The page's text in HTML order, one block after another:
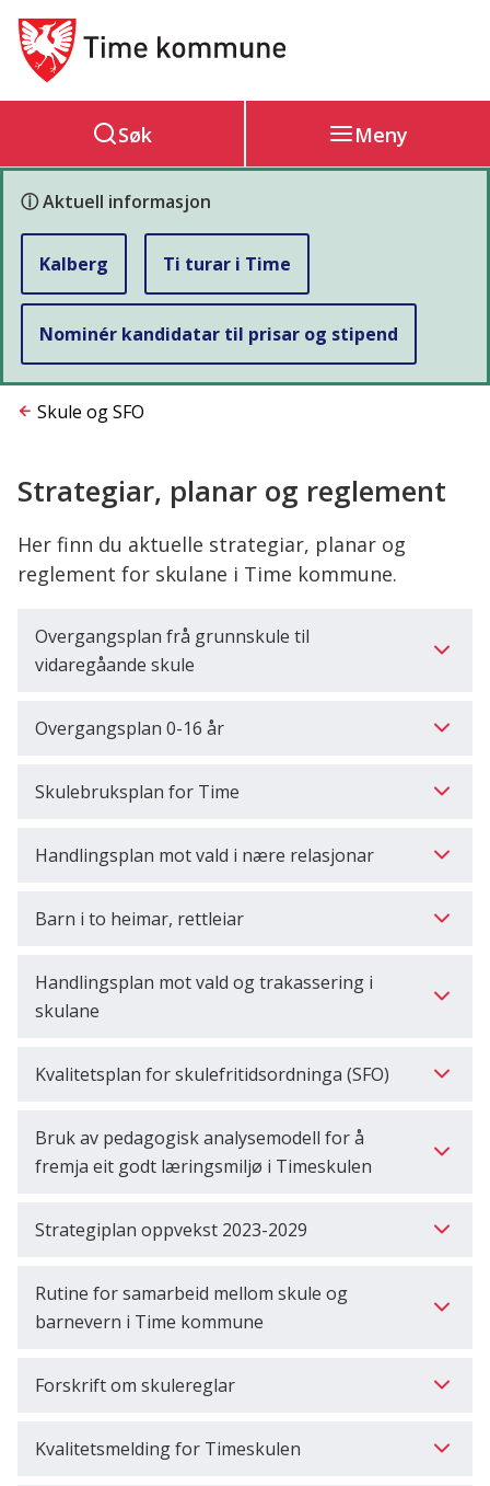
Hovedportal
Søk Meny
ⓘ Aktuell informasjon
Kalberg Ti turar i Time
Nominér kandidatar til prisar og stipend
DuSkule og SFO
Strategiar, planar og reglement
Her finn du aktuelle strategiar, planar og
reglement for skulane i Time kommune.
Overgangsplan frå grunnskule til
vidaregåande skule
Overgangsplan 0-16 år
Skulebruksplan for Time
Handlingsplan mot vald i nære relasjonar
Barn i to heimar, rettleiar
Handlingsplan mot vald og trakassering i
skulane
Kvalitetsplan for skulefritidsordninga (SFO)
Bruk av pedagogisk analysemodell for å
fremja eit godt læringsmiljø i Timeskulen
Strategiplan oppvekst 2023-2029
Rutine for samarbeid mellom skule og
barnevern i Time kommune
Forskrift om skulereglar
Kvalitetsmelding for Timeskulen